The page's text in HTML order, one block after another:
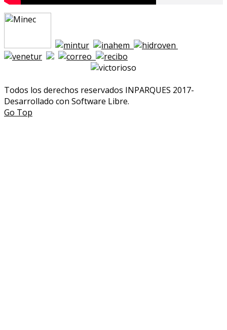
Todos los derechos reservados INPARQUES 2017-
Desarrollado con Software Libre.
Go Top